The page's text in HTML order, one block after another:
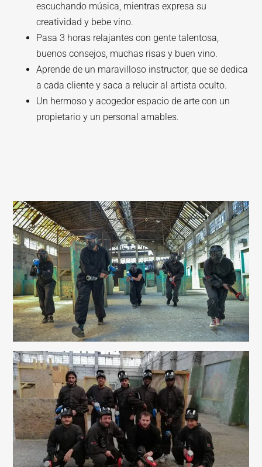
escuchando música, mientras expresa su
creatividad y bebe vino.
Pasa 3 horas relajantes con gente talentosa,
buenos consejos, muchas risas y buen vino.
Aprende de un maravilloso instructor, que se dedica
a cada cliente y saca a relucir al artista oculto.
Un hermoso y acogedor espacio de arte con un
propietario y un personal amables.